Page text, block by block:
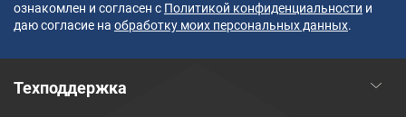
ознакомлен и согласен с Политикой конфиденциальности и
даю согласие на обработку моих персональных данных.
Техподдержка